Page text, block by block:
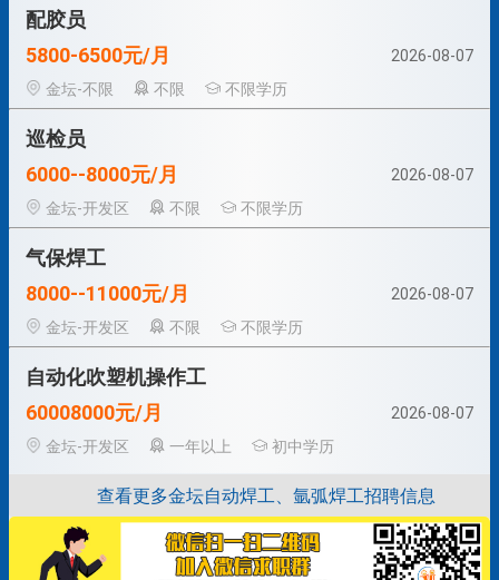
配胶员
5800-6500元/月
2026-08-07
金坛-不限
不限 不限学历
巡检员
6000--8000元/月
2026-08-07
金坛-开发区
不限 不限学历
气保焊工
8000--11000元/月
2026-08-07
金坛-开发区
不限 不限学历
自动化吹塑机操作工
60008000元/月
2026-08-07
金坛-开发区
一年以上 初中学历
查看更多金坛自动焊工、氩弧焊工招聘信息